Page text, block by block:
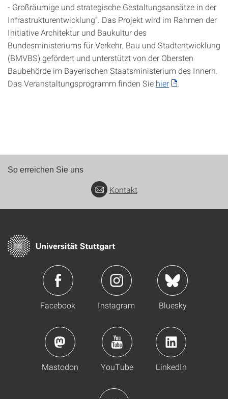
- Großräumige und strategische Gestaltungsansätze in der
Infrastrukturentwicklung“. Das Projekt wird im Rahmen der
Initiative Architektur und Baukultur des
Bundesministeriums für Verkehr, Bau und Stadtentwicklung
(BMVBS) gefördert und unterstützt von der Obersten
Baubehörde im Bayerischen Staatsministerium des Innern.
Das Veranstaltungsprogramm finden Sie hier
So erreichen Sie uns
Kontakt
Facebook Instagram Bluesky
Mastodon YouTube LinkedIn